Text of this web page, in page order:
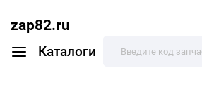
zap82.ru
Каталоги